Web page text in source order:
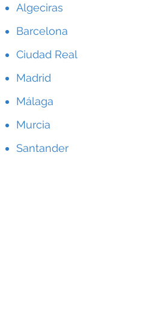
Algeciras
Barcelona
Ciudad Real
Madrid
Málaga
Murcia
Santander